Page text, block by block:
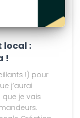
local :
!
!) pour
j’aurai
je vais